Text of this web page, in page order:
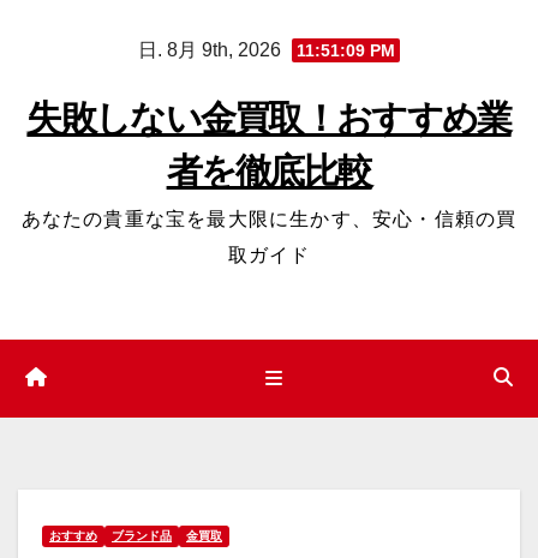
プ
日. 8月 9th, 2026 11:51:10 PM
失敗しない金買取！おすすめ業
者を徹底比較
あなたの貴重な宝を最大限に生かす、安心・信頼の買
取ガイド
おすすめ ブランド品 金買取